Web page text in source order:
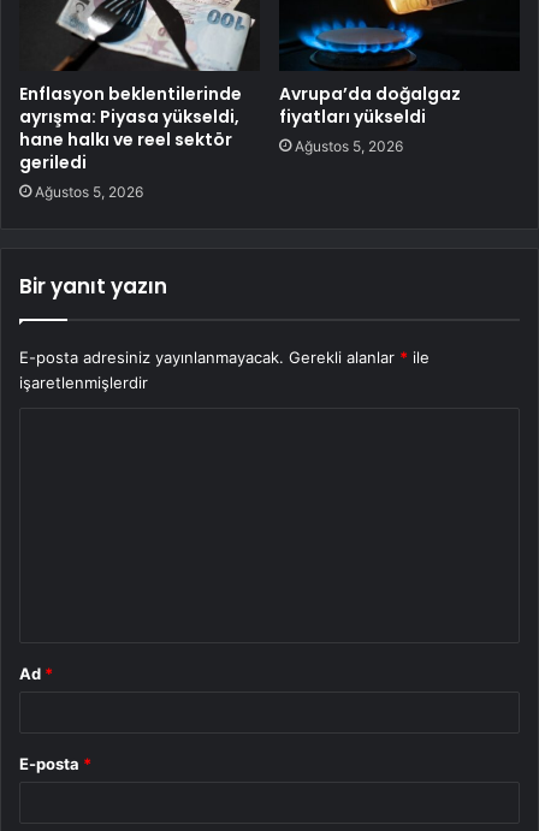
Enflasyon beklentilerinde
ayrışma: Piyasa yükseldi,
hane halkı ve reel sektör
geriledi
Ağustos 5, 2026
Avrupa’da doğalgaz
fiyatları yükseldi
Ağustos 5, 2026
Bir yanıt yazın
E-posta adresiniz yayınlanmayacak. Gerekli alanlar * ile
işaretlenmişlerdir
Ad *
E-posta *